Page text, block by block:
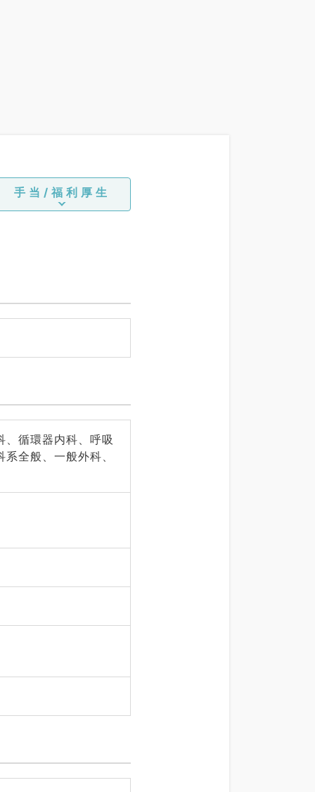
手当/福利厚生
循環器内科、呼吸
全般、一般外科、